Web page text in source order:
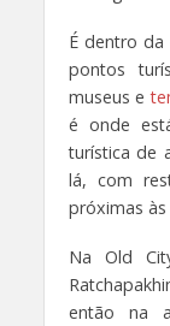
É dentro
pontos
museus e
é onde
turística de
lá, com
próximas
Na Old
então na